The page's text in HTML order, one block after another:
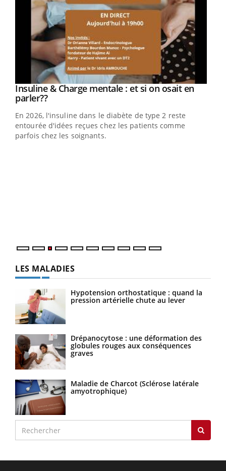
Youtube
Insuline & Charge mentale : et si on osait en
parler??Youtube
En 2026, l'insuline dans le diabète de type 2 reste
entourée d'idées reçues chez les patients comme
parfois chez les soignants.
LES MALADIES
Hypotension orthostatique : quand la
pression artérielle chute au lever
Drépanocytose : une déformation des
globules rouges aux conséquences
graves
Maladie de Charcot (Sclérose latérale
amyotrophique)